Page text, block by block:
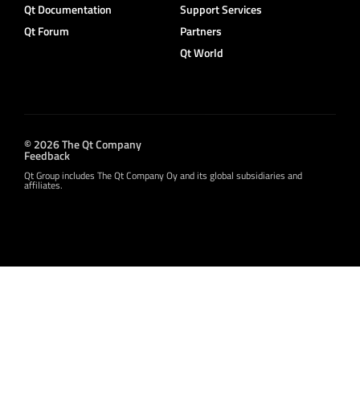
Qt Documentation
Qt Forum
Support Services
Partners
Qt World
© 2026 The Qt Company
Feedback
Qt Group includes The Qt Company Oy and its global subsidiaries and
affiliates.